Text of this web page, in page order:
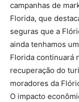
campanhas de
Florida, que
seguras que a
ainda tenhamos
Florida continuará
recuperação do
moradores da
O impacto